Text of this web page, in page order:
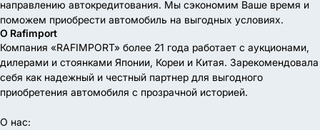
направлению автокредитования. Мы сэкономим Ваше время и
поможем приобрести автомобиль на выгодных условиях.
О Rafimport
Компания «RAFIMPORT» более 21 года работает с аукционами,
дилерами и стоянками Японии, Кореи и Китая. Зарекомендовала
себя как надежный и честный партнер для выгодного
приобретения автомобиля с прозрачной историей.
О нас: